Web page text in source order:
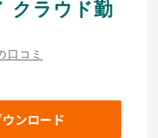
クラウド勤
口コミ
ンロード